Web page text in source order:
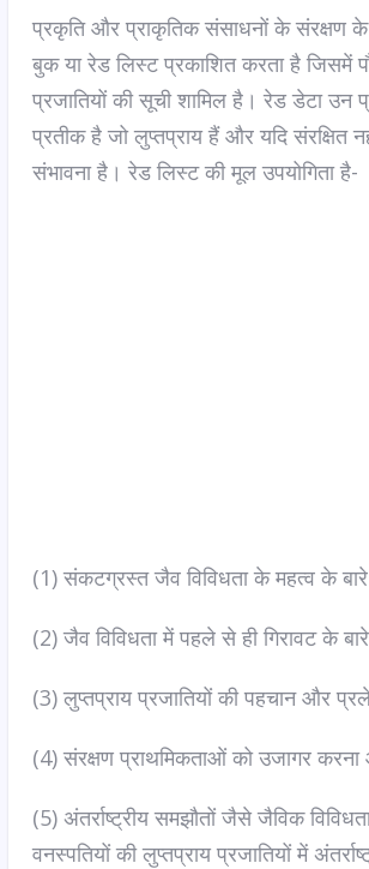
प्रकृति और प्राकृतिक संसाधनों के संरक्षण के
बुक या रेड लिस्ट प्रकाशित करता है जिसमें
प्रजातियों की सूची शामिल है। रेड डेटा उन
प्रतीक है जो लुप्तप्राय हैं और यदि संरक्षित
संभावना है। रेड लिस्ट की मूल उपयोगिता है-
(1) संकटग्रस्त जैव विविधता के महत्व के
(2) जैव विविधता में पहले से ही गिरावट के
(3) लुप्तप्राय प्रजातियों की पहचान और
(4) संरक्षण प्राथमिकताओं को उजागर करना
(5) अंतर्राष्ट्रीय समझौतों जैसे जैविक
वनस्पतियों की लुप्तप्राय प्रजातियों में